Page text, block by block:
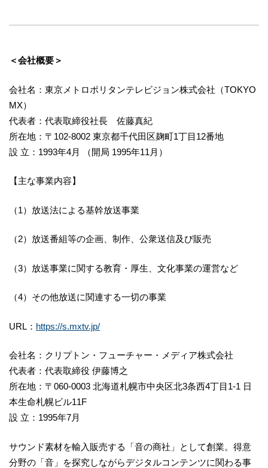
＜会社概要＞
会社名：東京メトロポリタンテレビジョン株式会社（TOKYO
MX）
代表者：代表取締役社長 佐藤真紀
所在地：〒102-8002 東京都千代田区麹町1丁目12番地
設 立：1993年4月 （開局 1995年11月）
【主な事業内容】
（1）放送法による基幹放送事業
（2）放送番組等の企画、制作、公衆送信及び販売
（3）放送事業に関する教育・厚生、文化事業の運営など
（4）その他放送に関連する一切の事業
URL： https://s.mxtv.jp/
会社名：クリプトン・フューチャー・メディア株式会社
代表者：代表取締役 伊藤博之
所在地：〒060-0003 北海道札幌市中央区北3条西4丁目1-1 日
本生命札幌ビル11F
設 立：1995年7月
サウンド素材を輸入販売する「音の商社」として創業。得意
分野の「音」を探究しながらデジタルコンテンツに関わる事